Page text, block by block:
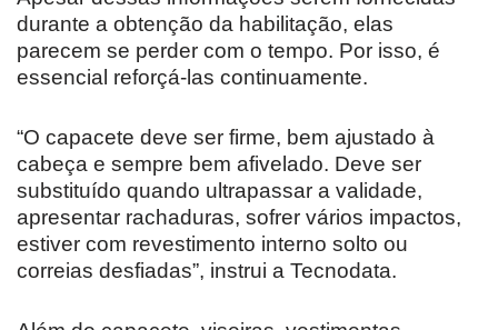
durante a obtenção da habilitação, elas
parecem se perder com o tempo. Por isso, é
essencial reforçá-las continuamente.
“O capacete deve ser firme, bem ajustado à
cabeça e sempre bem afivelado. Deve ser
substituído quando ultrapassar a validade,
apresentar rachaduras, sofrer vários impactos,
estiver com revestimento interno solto ou
correias desfiadas”, instrui a Tecnodata.